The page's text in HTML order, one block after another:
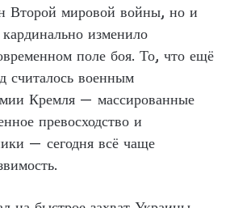
Второй мировой войны, но и
изменило
поле боя. То, что ещё
считалось военным
Кремля — массированные
превосходство и
— сегодня всё чаще